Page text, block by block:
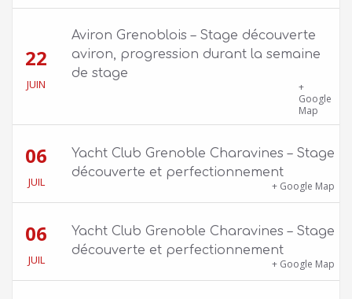
22
JUIN
Aviron Grenoblois – Stage découverte
aviron, progression durant la semaine
de stage
+
Google
Map
06
JUIL
Yacht Club Grenoble Charavines – Stage
découverte et perfectionnement
+ Google Map
06
JUIL
Yacht Club Grenoble Charavines – Stage
découverte et perfectionnement
+ Google Map